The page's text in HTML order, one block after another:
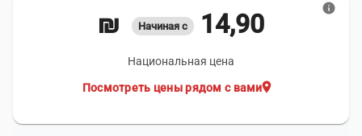
Начиная с 14,90 ₪
Национальная цена
location_on
Посмотреть цены рядом с вами
info